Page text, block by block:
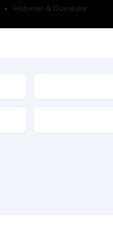
Haberler & Duyurular